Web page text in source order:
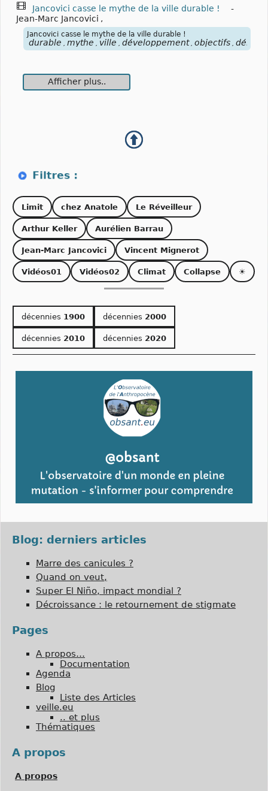
Jancovici casse le mythe de la ville durable !
-
Jean-Marc Jancovici ,
Jancovici casse le mythe de la ville durable !
durable mythe ville développement objectifs
Afficher plus..
Limit chez Anatole Le Réveilleur
Arthur Keller Aurélien Barrau
Jean-Marc Jancovici Vincent Mignerot
Vidéos01 Vidéos02 Climat Collapse ☀
décennies 1900 décennies 2000
décennies 2010 décennies 2020
Blog: derniers articles
Marre des canicules ?
Quand on veut,
Super El Niño, impact mondial ?
Décroissance : le retournement de stigmate
Pages
A propos…
Documentation
Agenda
Blog
Liste des Articles
veille.eu
.. et plus
Thématiques
A propos
A propos